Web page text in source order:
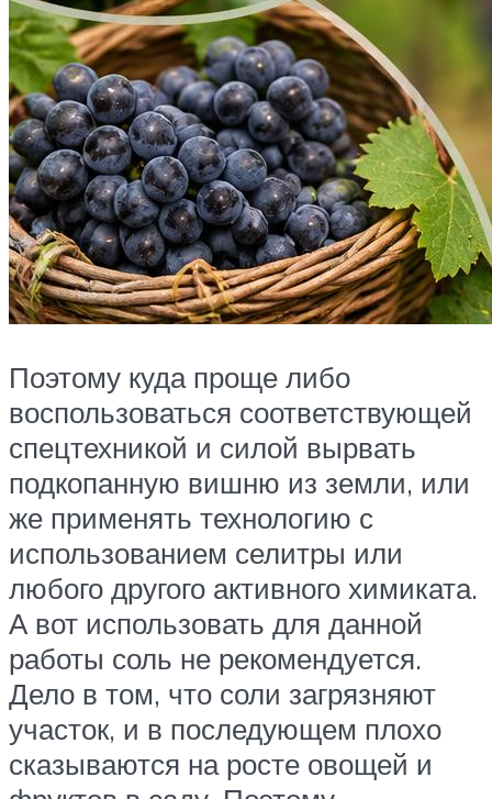
Поэтому куда проще либо
воспользоваться соответствующей
спецтехникой и силой вырвать
подкопанную вишню из земли, или
же применять технологию с
использованием селитры или
любого другого активного химиката.
А вот использовать для данной
работы соль не рекомендуется.
Дело в том, что соли загрязняют
участок, и в последующем плохо
сказываются на росте овощей и